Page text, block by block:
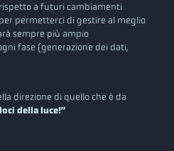
rispetto a futuri cambiamenti
permetterci di gestire al meglio
sempre più ampio
fase (generazione dei dati,
direzione di quello che è da
della luce!”